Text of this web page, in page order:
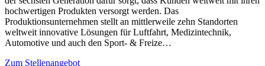
hochwertigen Produkten versorgt werden. Das
Produktionsunternehmen stellt an mittlerweile zehn Standorten
weltweit innovative Lösungen für Luftfahrt, Medizintechnik,
Automotive und auch den Sport- & Freize…
Zum Stellenangebot